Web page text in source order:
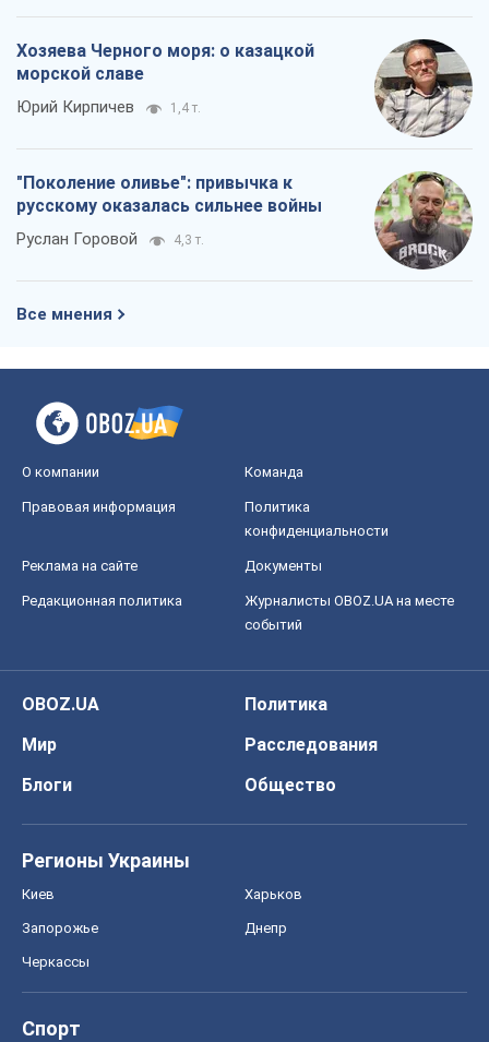
Хозяева Черного моря: о казацкой
морской славе
Юрий Кирпичев 1,4 т.
"Поколение оливье": привычка к
русскому оказалась сильнее войны
Руслан Горовой 4,3 т.
Все мнения
О компании Команда
Правовая информация
Политика
конфиденциальности
Реклама на сайте Документы
Редакционная политика
Журналисты OBOZ.UA на месте
событий
OBOZ.UA
Политика
Мир
Расследования
Блоги
Общество
Регионы Украины
Киев Харьков
Запорожье Днепр
Черкассы
Спорт